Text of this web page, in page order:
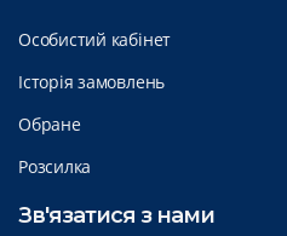
Особистий кабінет
Історія замовлень
Обране
Розсилка
Зв'язатися з нами